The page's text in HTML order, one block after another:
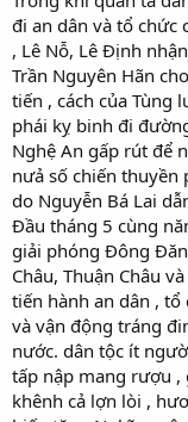
đi an dân và tổ
, Lê Nỗ, Lê Định
Trần Nguyên Hãn
tiến , cách của Tùng
phái kỵ binh đi
Nghệ An gấp rút để
nưả số chiến thuyền
do Nguyễn Bá Lai
Đầu tháng 5 cùng
giải phóng Đông
Châu, Thuận Châu
tiến hành an dân ,
và vận động tráng
nước. dân tộc ít
tấp nập mang rượu ,
khênh cả lợn lòi ,